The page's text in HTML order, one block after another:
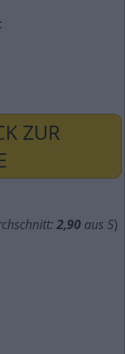
:
ZUR
2,90 aus 5)